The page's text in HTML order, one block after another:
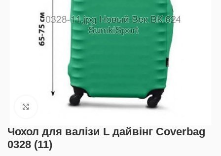
Клацніть, щоб збільшити
Чохол для валізи L дайвінг Coverbag
0328 (11)